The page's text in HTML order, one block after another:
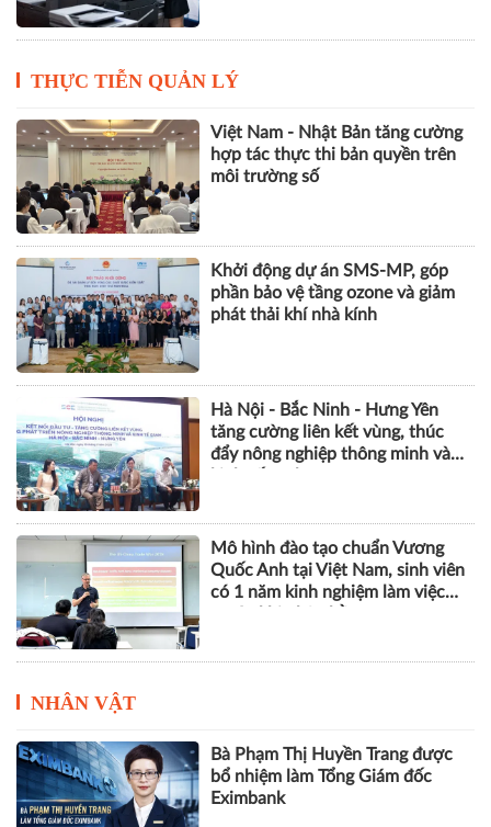
THỰC TIỄN QUẢN LÝ
Việt Nam - Nhật Bản tăng cường
hợp tác thực thi bản quyền trên
môi trường số
Khởi động dự án SMS-MP, góp
phần bảo vệ tầng ozone và giảm
phát thải khí nhà kính
Hà Nội - Bắc Ninh - Hưng Yên
tăng cường liên kết vùng, thúc
đẩy nông nghiệp thông minh và
Mô hình đào tạo chuẩn Vương
Quốc Anh tại Việt Nam, sinh viên
có 1 năm kinh nghiệm làm việc
NHÂN VẬT
Bà Phạm Thị Huyền Trang được
bổ nhiệm làm Tổng Giám đốc
Eximbank